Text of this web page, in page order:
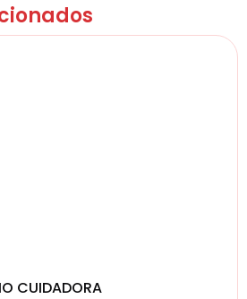
CUIDADORA